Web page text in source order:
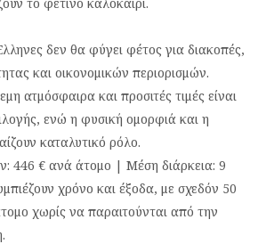
δεν θα φύγει φέτος για διακοπές,
και οικονομικών περιορισμών.
ατμόσφαιρα και προσιτές τιμές είναι
ενώ η φυσική ομορφιά και η
καταλυτικό ρόλο.
446 € ανά άτομο | Μέση διάρκεια: 9
χρόνο και έξοδα, με σχεδόν 50
χωρίς να παραιτούνται από την